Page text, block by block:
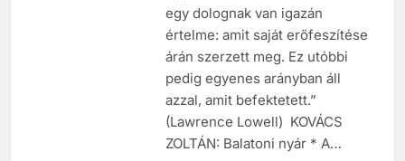
egy dolognak van igazán
értelme: amit saját erőfeszítése
árán szerzett meg. Ez utóbbi
pedig egyenes arányban áll
azzal, amit befektetett.”
(Lawrence Lowell) KOVÁCS
ZOLTÁN: Balatoni nyár * A…